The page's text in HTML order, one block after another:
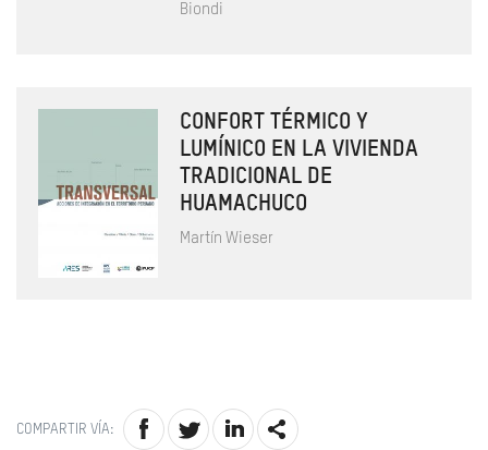
Biondi
CONFORT TÉRMICO Y
LUMÍNICO EN LA VIVIENDA
TRADICIONAL DE
HUAMACHUCO
Martín Wieser
COMPARTIR VÍA: